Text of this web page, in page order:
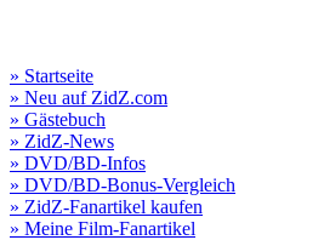
» Startseite
» Neu auf ZidZ.com
» Gästebuch
» ZidZ-News
» DVD/BD-Infos
» DVD/BD-Bonus-Vergleich
» ZidZ-Fanartikel kaufen
» Meine Film-Fanartikel